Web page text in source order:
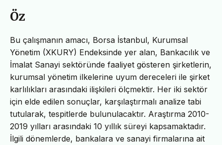
Öz
Bu çalışmanın amacı, Borsa İstanbul, Kurumsal
Yönetim (XKURY) Endeksinde yer alan, Bankacılık ve
İmalat Sanayi sektöründe faaliyet gösteren şirketlerin,
kurumsal yönetim ilkelerine uyum dereceleri ile şirket
karlılıkları arasındaki ilişkileri ölçmektir. Her iki sektör
için elde edilen sonuçlar, karşılaştırmalı analize tabi
tutularak, tespitlerde bulunulacaktır. Araştırma 2010-
2019 yılları arasındaki 10 yıllık süreyi kapsamaktadır.
İlgili dönemlerde, bankalara ve sanayi firmalarına ait